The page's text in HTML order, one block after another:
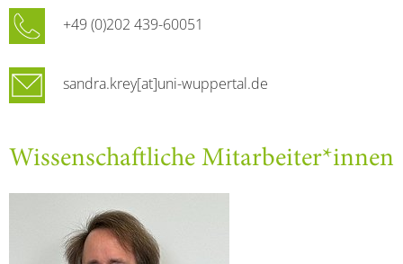
+49 (0)202 439-60051
sandra.krey[at]uni-wuppertal.de
Wissenschaftliche Mitarbeiter*innen